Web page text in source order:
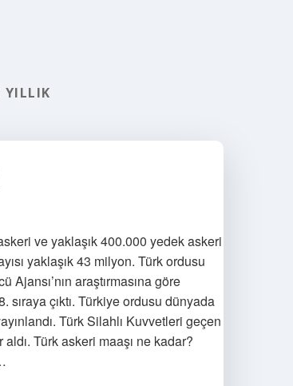
YILLIK
ve yaklaşık 400.000 yedek askeri
yaklaşık 43 milyon. Türk ordusu
araştırmasına göre
sıraya çıktı. Türkiye ordusu dünyada
Türk Silahlı Kuvvetleri geçen
Türk askeri maaşı ne kadar?